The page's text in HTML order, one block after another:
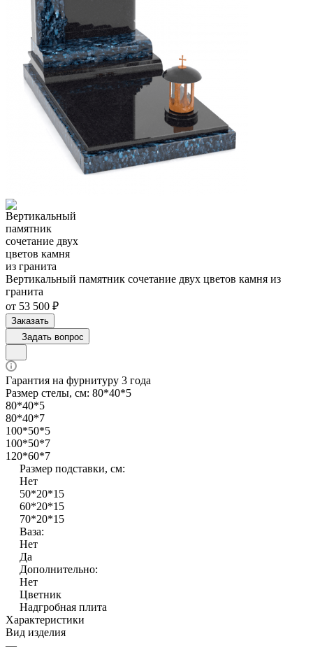
Вертикальный памятник сочетание двух цветов камня из
гранита
от 53 500 ₽
Заказать
Задать вопрос
Гарантия на фурнитуру 3 года
Размер стелы, см: 80*40*5
80*40*5
80*40*7
100*50*5
100*50*7
120*60*7
Размер подставки, см:
Нет
50*20*15
60*20*15
70*20*15
Ваза:
Нет
Да
Дополнительно:
Нет
Цветник
Надгробная плита
Характеристики
Вид изделия
—